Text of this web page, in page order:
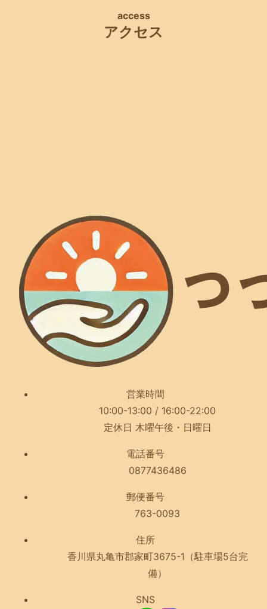
アクセス
access
営業時間
10:00-13:00 / 16:00-22:00
定休日 木曜午後・日曜日
電話番号
0877436486
郵便番号
763-0093
住所
香川県丸亀市郡家町3675-1（駐車場5台完
備）
SNS